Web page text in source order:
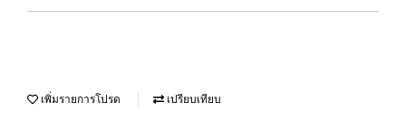
เพิ่มรายการโปรด เปรียบเทียบ